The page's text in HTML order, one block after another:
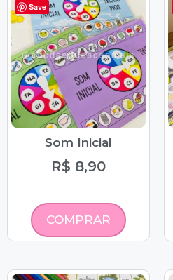
Save
Som Inicial
R$ 8,90
COMPRAR